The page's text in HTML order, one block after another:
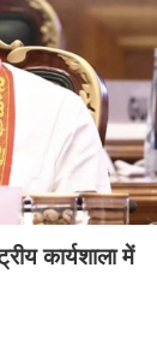
कार्यशाला में